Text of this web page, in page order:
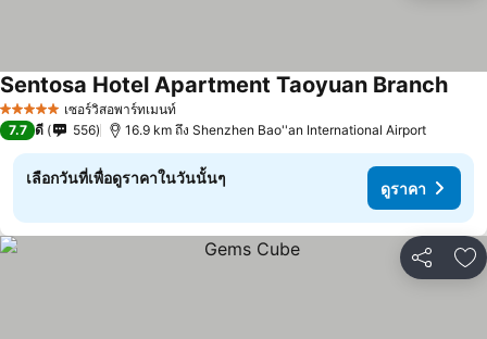
5 ดาว เซอร์วิสอพาร์ทเมนท์
Sentosa Hotel Apartment Taoyuan Branchดูรา
7.7 ดี 556 16.9 km ถึง Shenzhen Bao''an International Airport
เลือกวันที่เพื่อดูราคาในวันนั้นๆ
ดูราคา
แชร์ เ